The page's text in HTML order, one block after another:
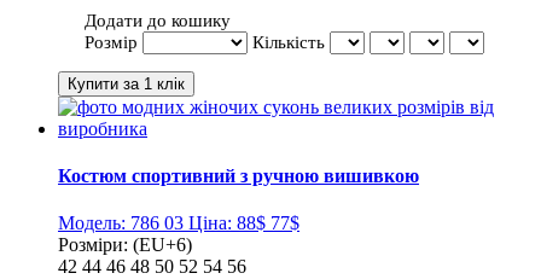
Додати до кошику
Розмір
Кількість
Костюм спортивний з ручною вишивкою
Модель: 786 03 Ціна: 88$ 77$
Розміри: (EU+6)
42 44 46 48 50 52 54 56